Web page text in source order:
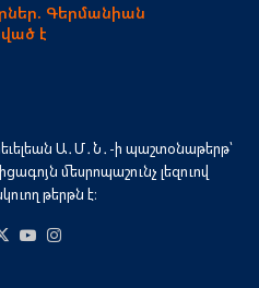
Գերմանիան
է
Ա․Մ․Ն․-ի պաշտօնաթերթ՝
մեսրոպաշունչ լեզուով
թերթն է։
X YouTube